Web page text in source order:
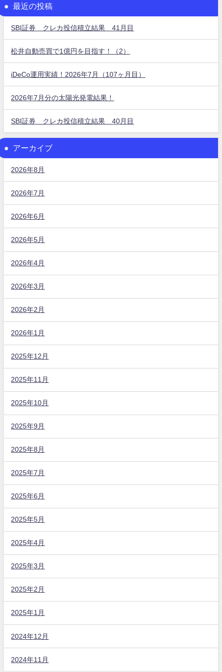
最近の投稿
SBI証券 クレカ投信積立結果 41月目
松井自動売買で1億円を目指す！（2）
iDeCo運用実績！2026年7月（107ヶ月目）
2026年7月分の太陽光発電結果！
SBI証券 クレカ投信積立結果 40月目
アーカイブ
2026年8月
2026年7月
2026年6月
2026年5月
2026年4月
2026年3月
2026年2月
2026年1月
2025年12月
2025年11月
2025年10月
2025年9月
2025年8月
2025年7月
2025年6月
2025年5月
2025年4月
2025年3月
2025年2月
2025年1月
2024年12月
2024年11月